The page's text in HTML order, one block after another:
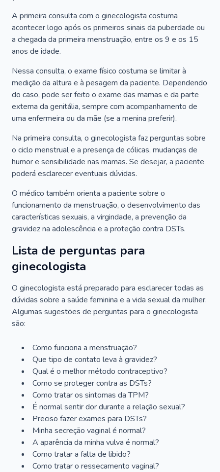
A primeira consulta com o ginecologista costuma
acontecer logo após os primeiros sinais da puberdade ou
a chegada da primeira menstruação, entre os 9 e os 15
anos de idade.
Nessa consulta, o exame físico costuma se limitar à
medição da altura e à pesagem da paciente. Dependendo
do caso, pode ser feito o exame das mamas e da parte
externa da genitália, sempre com acompanhamento de
uma enfermeira ou da mãe (se a menina preferir).
Na primeira consulta, o ginecologista faz perguntas sobre
o ciclo menstrual e a presença de cólicas, mudanças de
humor e sensibilidade nas mamas. Se desejar, a paciente
poderá esclarecer eventuais dúvidas.
O médico também orienta a paciente sobre o
funcionamento da menstruação, o desenvolvimento das
características sexuais, a virgindade, a prevenção da
gravidez na adolescência e a proteção contra DSTs.
Lista de perguntas para
ginecologista
O ginecologista está preparado para esclarecer todas as
dúvidas sobre a saúde feminina e a vida sexual da mulher.
Algumas sugestões de perguntas para o ginecologista
são:
Como funciona a menstruação?
Que tipo de contato leva à gravidez?
Qual é o melhor método contraceptivo?
Como se proteger contra as DSTs?
Como tratar os sintomas da TPM?
É normal sentir dor durante a relação sexual?
Preciso fazer exames para DSTs?
Minha secreção vaginal é normal?
A aparência da minha vulva é normal?
Como tratar a falta de libido?
Como tratar o ressecamento vaginal?